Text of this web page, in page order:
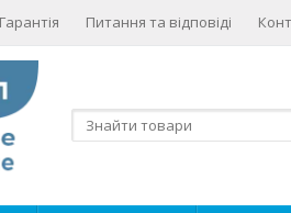
Гарантія Питання та відповіді